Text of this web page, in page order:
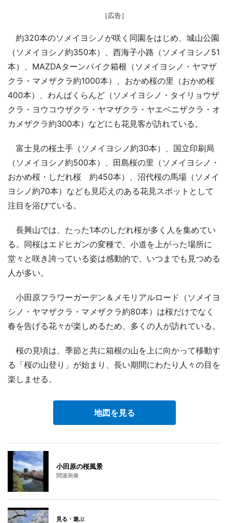
［広告］
約320本のソメイヨシノが咲く同園をはじめ、城山公園
（ソメイヨシノ約350本）、西海子小路（ソメイヨシノ51
本）、MAZDAターンパイク箱根（ソメイヨシノ・ヤマザ
クラ・マメザクラ約1000本）、おかめ桜の里（おかめ桜
400本）、わんぱくらんど（ソメイヨシノ・タイリョウザ
クラ・ヨウコウザクラ・ヤマザクラ・ヤエベニザクラ・オ
カメザクラ約300本）などにも花見客が訪れている。
富士見の桜土手（ソメイヨシノ約30本）、国立印刷局
（ソメイヨシノ約500本）、田島桜の里（ソメイヨシノ・
おかめ桜・しだれ桜 約450本）、沼代桜の馬場（ソメイ
ヨシノ約70本）なども見応えのある花見スポットとして
注目を浴びている。
長興山では、たった1本のしだれ桜が多く人を集めてい
る。同桜はエドヒガンの変種で、小道を上がった場所に
堂々と咲き誇っている姿は感動的で、いつまでも見つめる
人が多い。
小田原フラワーガーデン＆メモリアルロード（ソメイヨ
シノ・ヤマザクラ・マメザクラ約80本）は桜だけでなく
春を告げる花々が楽しめるため、多くの人が訪れている。
桜の見頃は、季節と共に箱根の山を上に向かって移動す
る「桜の山登り」が始まり、長い期間にわたり人々の目を
楽しませる。
地図を見る
小田原の桜風景
関連画像
見る・遊ぶ